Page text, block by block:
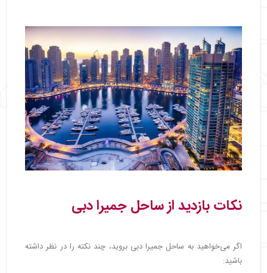
نکات بازدید از ساحل جمیرا دبی
اگر می‌خواهید به ساحل جمیرا دبی بروید، چند نکته را در نظر داشته
باشید: